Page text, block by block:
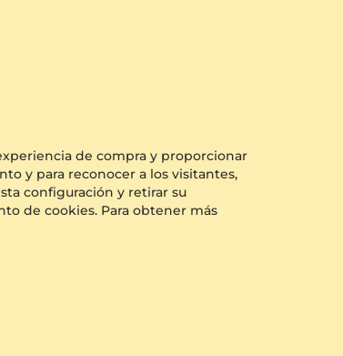
de compra y proporcionar
y para reconocer a los visitantes,
configuración y retirar su
de cookies. Para obtener más